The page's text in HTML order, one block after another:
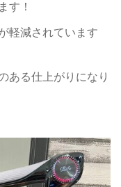
す！
軽減されています
ある仕上がりになり